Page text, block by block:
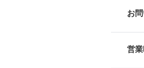
お
営